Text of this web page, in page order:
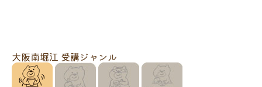
大阪南堀江 受講ジャンル